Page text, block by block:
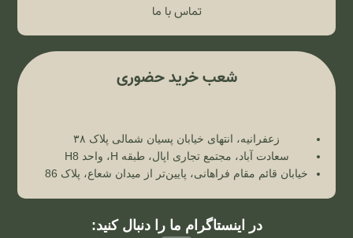
تماس با ما
شعب خرید حضوری
زعفرانیه، انتهای خیابان پسیان شمالی پلاک ۳۸
سعادت آباد، مجتمع تجاری اپال، طبقه H، واحد H8
خیابان قائم مقام فراهانی، پایین‌تر از میدان شعاع، پلاک 86
در اینستاگرام ما را دنبال کنید: